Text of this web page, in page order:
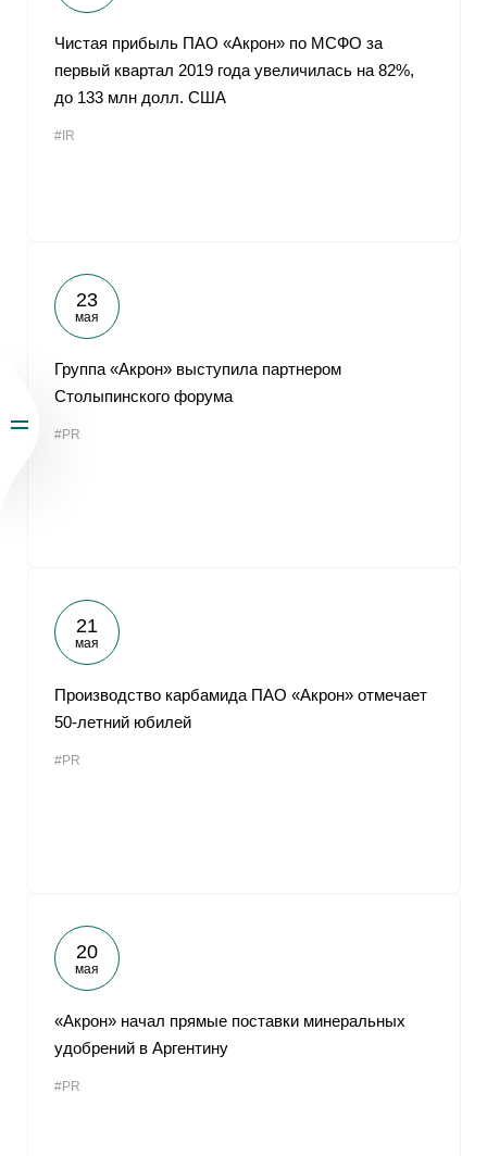
Чистая прибыль ПАО «Акрон» по МСФО за
первый квартал 2019 года увеличилась на 82%,
до 133 млн долл. США
#IR
23
мая
Группа «Акрон» выступила партнером
Столыпинского форума
#PR
21
мая
Производство карбамида ПАО «Акрон» отмечает
50-летний юбилей
#PR
20
мая
«Акрон» начал прямые поставки минеральных
удобрений в Аргентину
#PR